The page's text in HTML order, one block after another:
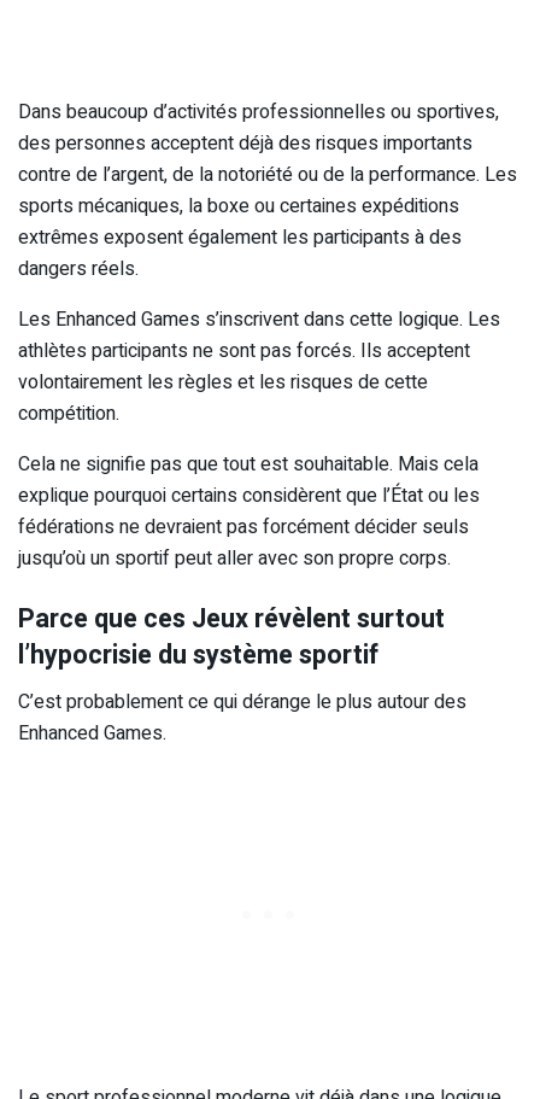
Dans beaucoup d’activités professionnelles ou sportives,
des personnes acceptent déjà des risques importants
contre de l’argent, de la notoriété ou de la performance. Les
sports mécaniques, la boxe ou certaines expéditions
extrêmes exposent également les participants à des
dangers réels.
Les Enhanced Games s’inscrivent dans cette logique. Les
athlètes participants ne sont pas forcés. Ils acceptent
volontairement les règles et les risques de cette
compétition.
Cela ne signifie pas que tout est souhaitable. Mais cela
explique pourquoi certains considèrent que l’État ou les
fédérations ne devraient pas forcément décider seuls
jusqu’où un sportif peut aller avec son propre corps.
Parce que ces Jeux révèlent surtout
l’hypocrisie du système sportif
C’est probablement ce qui dérange le plus autour des
Enhanced Games.